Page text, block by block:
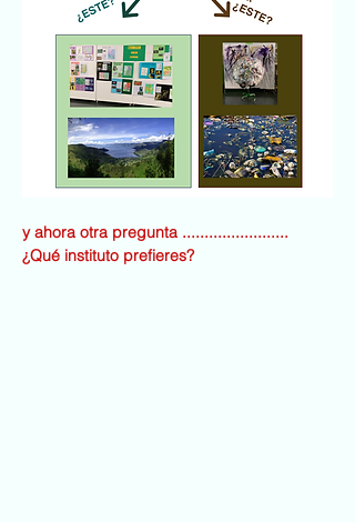
y ahora otra pregunta ........................
¿Qué instituto prefieres?